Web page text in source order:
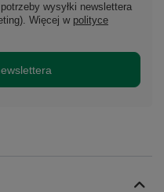
wysyłki newslettera
Więcej w polityce